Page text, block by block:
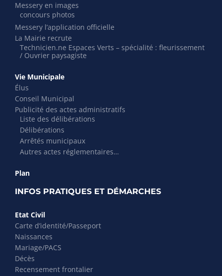
Messery en images
concours photos
Messery l’application officielle
La Mairie recrute
Technicien.ne Espaces Verts – spécialité : fleurissement
/ Ouvrier paysagiste
Vie Municipale
Élus
Conseil Municipal
Publicité des actes administratifs
Liste des délibérations
Délibérations
Arrêtés municipaux
Autres actes réglementaires…
Plan
INFOS PRATIQUES ET DÉMARCHES
Etat Civil
Carte d’identité/Passeport
Naissances
Mariage/PACS
Décès
Recensement frontalier